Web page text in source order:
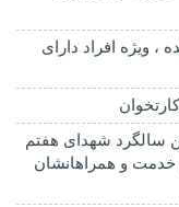
ویژه افراد دارای
سالگرد شهدای هفتم
خدمت و همراهانشان